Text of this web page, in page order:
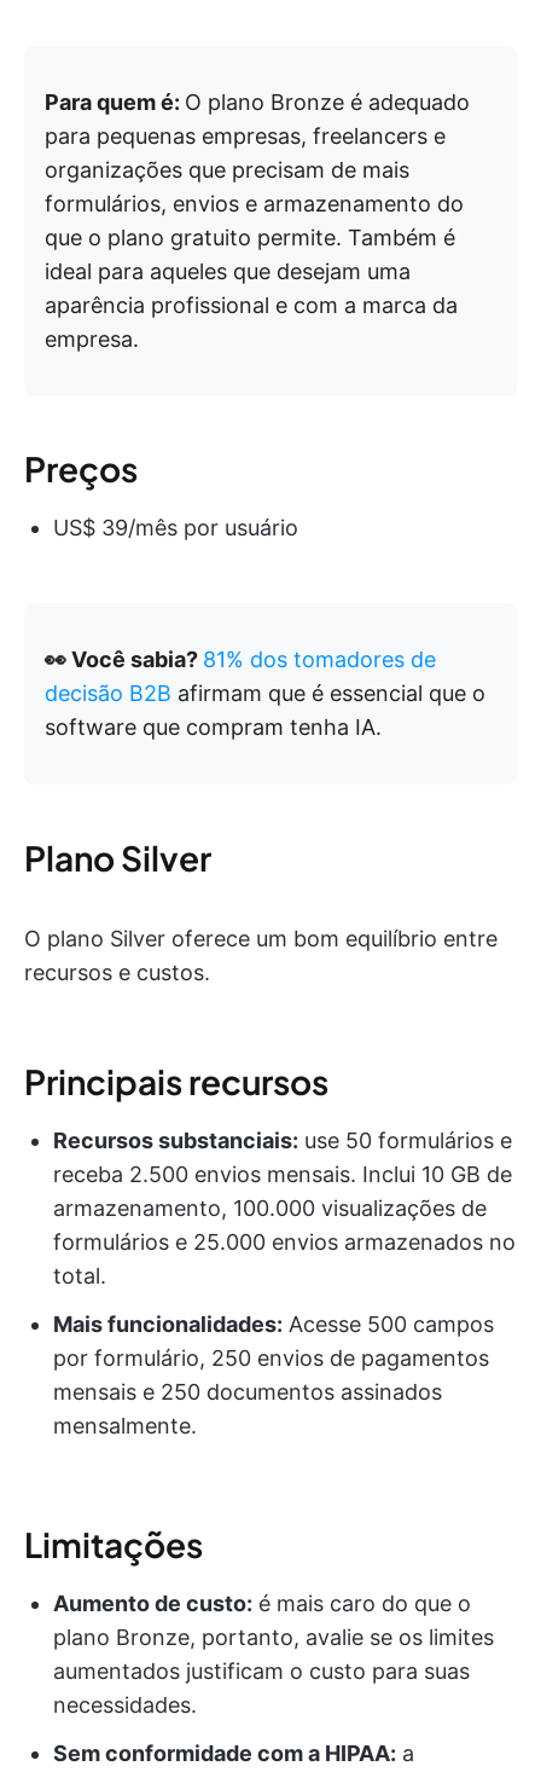
Para quem é: O plano Bronze é adequado
para pequenas empresas, freelancers e
organizações que precisam de mais
formulários, envios e armazenamento do
que o plano gratuito permite. Também é
ideal para aqueles que desejam uma
aparência profissional e com a marca da
empresa.
Preços
US$ 39/mês por usuário
👀 Você sabia? 81% dos tomadores de
decisão B2B afirmam que é essencial que o
software que compram tenha IA.
Plano Silver
O plano Silver oferece um bom equilíbrio entre
recursos e custos.
Principais recursos
Recursos substanciais: use 50 formulários e
receba 2.500 envios mensais. Inclui 10 GB de
armazenamento, 100.000 visualizações de
formulários e 25.000 envios armazenados no
total.
Mais funcionalidades: Acesse 500 campos
por formulário, 250 envios de pagamentos
mensais e 250 documentos assinados
mensalmente.
Limitações
Aumento de custo: é mais caro do que o
plano Bronze, portanto, avalie se os limites
aumentados justificam o custo para suas
necessidades.
Sem conformidade com a HIPAA: a